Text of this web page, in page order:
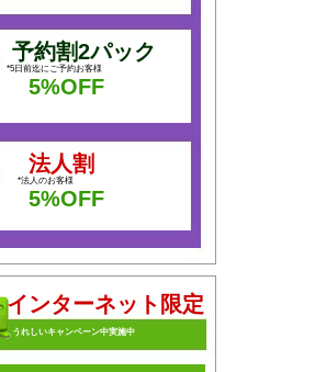
予約割2パック
*5日前迄にご予約お客様
5%OFF
法人割
*法人のお客様
5%OFF
インターネット限定
うれしいキャンペーン中実施中